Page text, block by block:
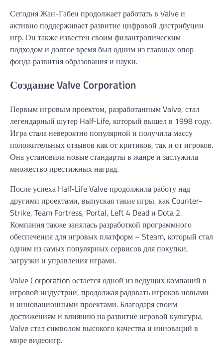
Сегодня Жан-Габен продолжает работать в Valve и
активно поддерживает развитие цифровой дистрибуции
игр. Он также известен своим филантропическим
подходом и долгое время был одним из главных опор
фонда развития образования и науки.
Создание Valve Corporation
Первым игровым проектом, разработанным Valve, стал
легендарный шутер Half-Life, который вышел в 1998 году.
Игра стала невероятно популярной и получила массу
положительных отзывов как от критиков, так и от игроков.
Она установила новые стандарты в жанре и заслужила
множество престижных наград.
После успеха Half-Life Valve продолжила работу над
другими проектами, выпуская такие игры, как Counter-
Strike, Team Fortress, Portal, Left 4 Dead и Dota 2.
Компания также занялась разработкой программного
обеспечения для игровых платформ – Steam, который стал
одним из самых популярных сервисов для покупки,
загрузки и управления играми.
Valve Corporation остается одной из ведущих компаний в
игровой индустрии, продолжая радовать игроков новыми
и инновационными проектами. Благодаря своим
достижениям и влиянию на развитие игровой культуры,
Valve стал символом высокого качества и инноваций в
мире видеоигр.